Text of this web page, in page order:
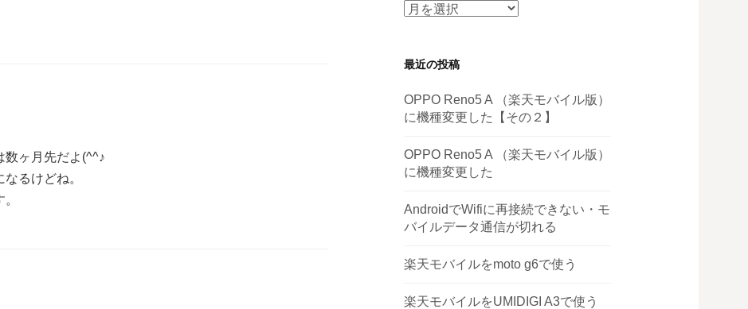
数ヶ月先だよ(^^♪
るけどね。
月
ー
イ
ブ
最近の投稿
OPPO Reno5 A （楽天モバイル版）
に機種変更した【その２】
OPPO Reno5 A （楽天モバイル版）
に機種変更した
AndroidでWifiに再接続できない・モ
バイルデータ通信が切れる
楽天モバイルをmoto g6で使う
楽天モバイルをUMIDIGI A3で使う